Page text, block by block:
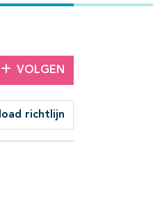
VOLGEN
richtlijn